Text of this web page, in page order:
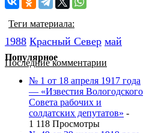
Теги материала:
1988 Красный Cевер май
Последние комментарии
Популярное
№ 1 от 18 апреля 1917 года
— «Известия Вологодского
Совета рабочих и
солдатских депутатов» -
1 118 Просмотры